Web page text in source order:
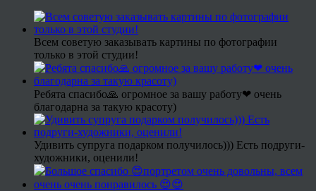
Всем советую заказывать картины по фотографии
только в этой студии!
Ребята спасибо🙏 огромное за вашу работу❤ очень
благодарна за такую красоту)
Удивить супруга подарком получилось))) Есть подруги-
художники, оценили!